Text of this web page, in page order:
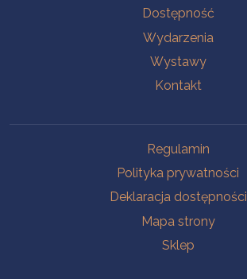
Dostępność
Wydarzenia
Wystawy
Kontakt
Regulamin
Polityka prywatności
Deklaracja dostępności
Mapa strony
Sklep